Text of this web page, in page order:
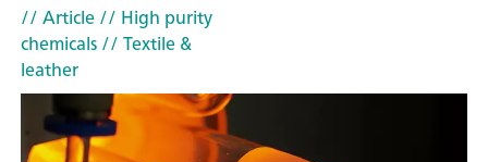
// Article// High purity
chemicals// Textile &
leather